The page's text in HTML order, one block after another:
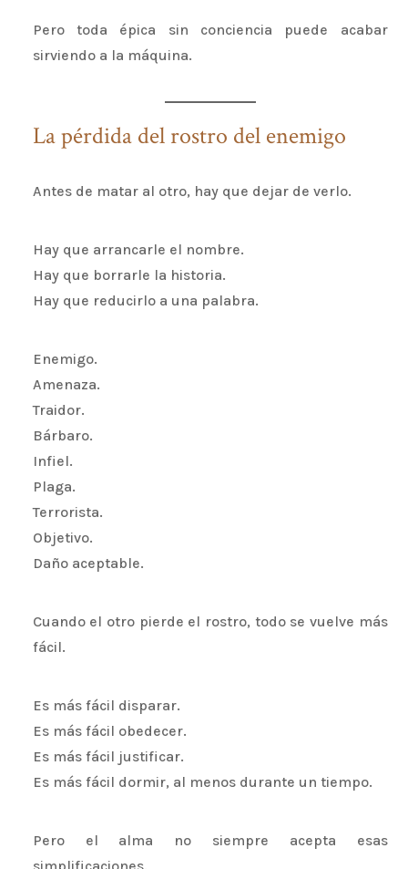
Pero toda épica sin conciencia puede acabar
sirviendo a la máquina.
La pérdida del rostro del enemigo
Antes de matar al otro, hay que dejar de verlo.
Hay que arrancarle el nombre.
Hay que borrarle la historia.
Hay que reducirlo a una palabra.
Enemigo.
Amenaza.
Traidor.
Bárbaro.
Infiel.
Plaga.
Terrorista.
Objetivo.
Daño aceptable.
Cuando el otro pierde el rostro, todo se vuelve más
fácil.
Es más fácil disparar.
Es más fácil obedecer.
Es más fácil justificar.
Es más fácil dormir, al menos durante un tiempo.
Pero el alma no siempre acepta esas